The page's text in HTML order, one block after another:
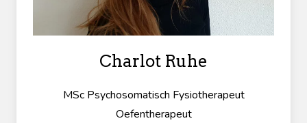
Charlot Ruhe
MSc Psychosomatisch Fysiotherapeut
Oefentherapeut